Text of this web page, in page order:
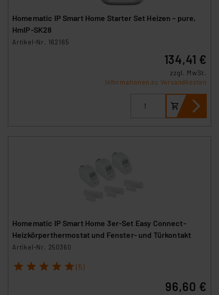
Homematic IP Smart Home Starter Set Heizen – pure,
HmIP-SK28
Artikel-Nr. 162165
134,41 €
zzgl. MwSt.
Informationen zu Versandkosten
Homematic IP Smart Home 3er-Set Easy Connect-
Heizkörperthermostat und Fenster- und Türkontakt
Artikel-Nr. 250360
1 2 3 4 5 (5)
96,60 €